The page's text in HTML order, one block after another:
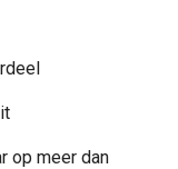
op meer dan